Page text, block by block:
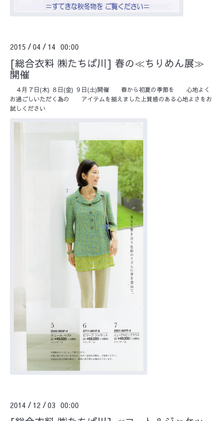
2015 /04 / 14 00:00
[総合衣料 ㈱たちば川] 春の≪ちりめん展≫
開催
４月７日(木) ８日(金) ９日(土)開催 春から初夏の季節を 心地よく
お過ごしいただく為の アイテムを揃えました上質感のある心地よさをお
試しください
2014 / 12 /03 00:00